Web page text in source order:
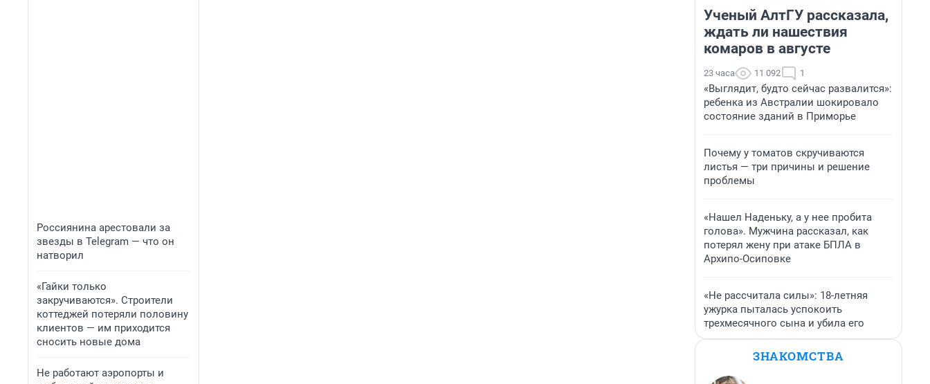
Россиянина арестовали за
звезды в Telegram — что он
натворил
«Гайки только
закручиваются». Строители
коттеджей потеряли половину
клиентов — им приходится
сносить новые дома
Не работают аэропорты и
Ученый АлтГУ рассказала,
ждать ли нашествия
комаров в августе
23 часа 11 092 1
«Выглядит, будто сейчас развалится»:
ребенка из Австралии шокировало
состояние зданий в Приморье
Почему у томатов скручиваются
листья — три причины и решение
проблемы
«Нашел Наденьку, а у нее пробита
голова». Мужчина рассказал, как
потерял жену при атаке БПЛА в
Архипо-Осиповке
«Не рассчитала силы»: 18-летняя
ужурка пыталась успокоить
трехмесячного сына и убила его
ЗНАКОМСТВА